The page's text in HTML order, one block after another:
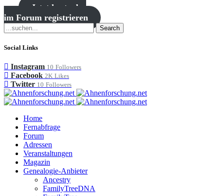
Jetzt kostenlos
im Forum registrieren
Search
Social Links
Instagram 10 Followers
Facebook 2K Likes
Twitter 10 Followers
Home
Fernabfrage
Forum
Adressen
Veranstaltungen
Magazin
Genealogie-Anbieter
Ancestry
FamilyTreeDNA